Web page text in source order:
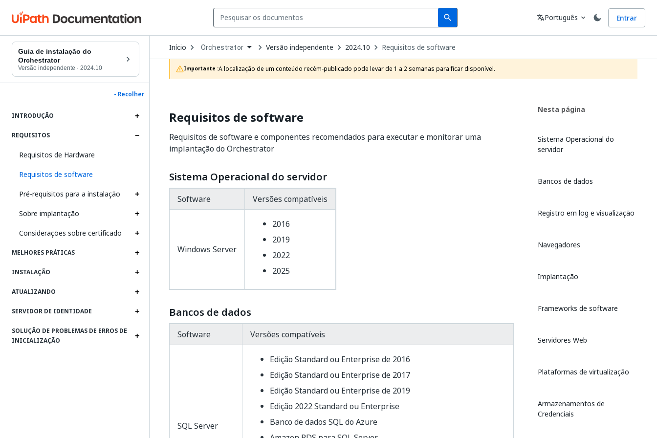
search
Search Idioma
translatePortuguês expand_more Entrar
Guia de instalação do
Orchestrator
Versão independente · 2024.10
- Recolher
INTRODUÇÃO
REQUISITOS
Requisitos de Hardware
Requisitos de software
Pré-requisitos para a instalação
Sobre implantação
Considerações sobre certificado
MELHORES PRÁTICAS
INSTALAÇÃO
ATUALIZANDO
SERVIDOR DE IDENTIDADE
SOLUÇÃO DE PROBLEMAS DE ERROS DE
INICIALIZAÇÃO
Início Open
Dropdown
to
choose
product
Orchestrator Versão independente 2024.10 Requisitos de software
Importante :A localização de um conteúdo recém-publicado pode levar de 1 a 2 semanas para ficar disponível.
Requisitos de software
Requisitos de software e componentes recomendados para executar e monitorar uma
implantação do Orchestrator
Sistema Operacional do servidor
Software Versões compatíveis
Windows Server
2016
2019
2022
2025
Bancos de dados
Software Versões compatíveis
SQL Server
Edição Standard ou Enterprise de 2016
Edição Standard ou Enterprise de 2017
Edição Standard ou Enterprise de 2019
Edição 2022 Standard ou Enterprise
Banco de dados SQL do Azure
Nesta página
Sistema Operacional do
servidor
Bancos de dados
Registro em log e visualização
Navegadores
Implantação
Frameworks de software
Servidores Web
Plataformas de virtualização
Armazenamentos de
Credenciais